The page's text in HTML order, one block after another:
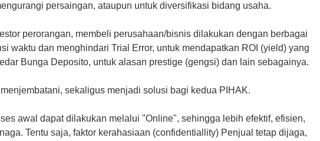
persaingan, ataupun untuk diversifikasi bidang usaha.
perorangan, membeli perusahaan/bisnis dilakukan dengan berbagai
waktu dan menghindari Trial Error, untuk mendapatkan ROI (yield) yang
Bunga Deposito, untuk alasan prestige (gengsi) dan lain sebagainya.
sekaligus menjadi solusi bagi kedua PIHAK.
awal dapat dilakukan melalui "Online", sehingga lebih efektif, efisien,
Tentu saja, faktor kerahasiaan (confidentiallity) Penjual tetap dijaga,